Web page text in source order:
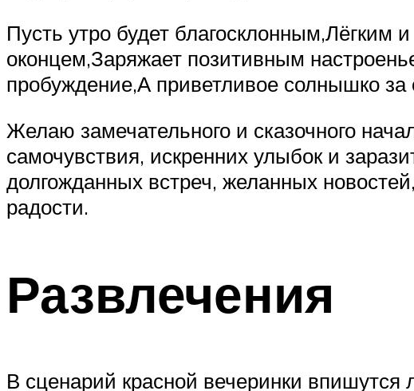
Пусть утро будет
оконцем,Заряжает позитивным
пробуждение,А приветливое солнышко
Желаю замечательного и сказочного
самочувствия, искренних улыбок и
долгожданных встреч, желанных
радости.
Развлечения
В сценарий красной вечеринки